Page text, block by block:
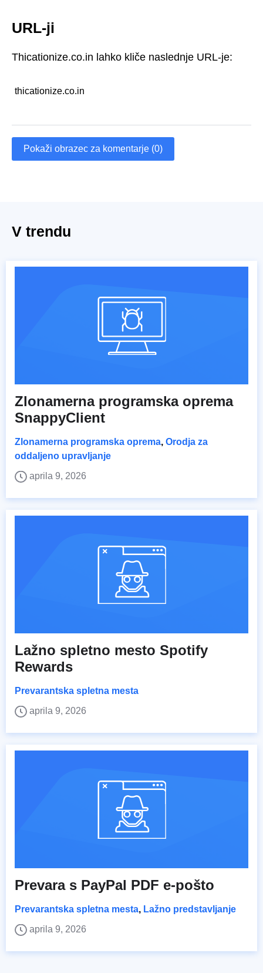
URL-ji
Thicationize.co.in lahko kliče naslednje URL-je:
thicationize.co.in
Pokaži obrazec za komentarje (0)
V trendu
Zlonamerna programska oprema
SnappyClient
Zlonamerna programska oprema, Orodja za
oddaljeno upravljanje
aprila 9, 2026
Lažno spletno mesto Spotify
Rewards
Prevarantska spletna mesta
aprila 9, 2026
Prevara s PayPal PDF e-pošto
Prevarantska spletna mesta, Lažno predstavljanje
aprila 9, 2026